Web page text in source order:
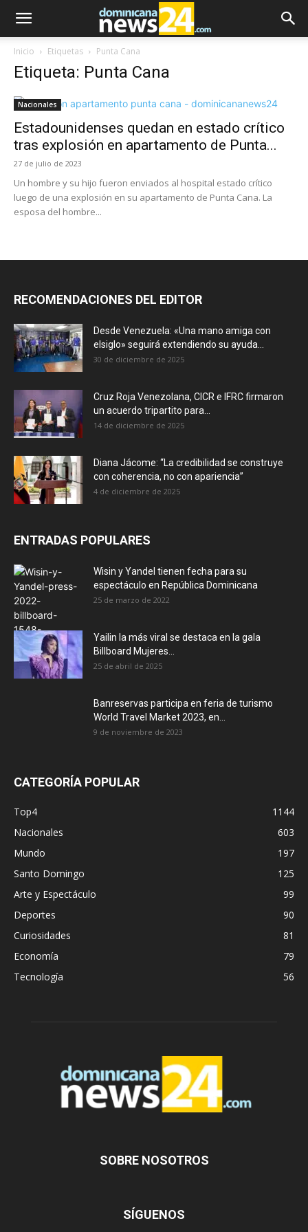
Inicio Etiquetas Punta Cana
Etiqueta: Punta Cana
Nacionales
Estadounidenses quedan en estado crítico
tras explosión en apartamento de Punta...
27 de julio de 2023
Un hombre y su hijo fueron enviados al hospital estado crítico
luego de una explosión en su apartamento de Punta Cana. La
esposa del hombre...
RECOMENDACIONES DEL EDITOR
Desde Venezuela: «Una mano amiga con
elsiglo» seguirá extendiendo su ayuda...
30 de diciembre de 2025
Cruz Roja Venezolana, CICR e IFRC firmaron
un acuerdo tripartito para...
14 de diciembre de 2025
Diana Jácome: “La credibilidad se construye
con coherencia, no con apariencia”
4 de diciembre de 2025
ENTRADAS POPULARES
Wisin y Yandel tienen fecha para su
espectáculo en República Dominicana
25 de marzo de 2022
Yailin la más viral se destaca en la gala
Billboard Mujeres...
25 de abril de 2025
Banreservas participa en feria de turismo
World Travel Market 2023, en...
9 de noviembre de 2023
CATEGORÍA POPULAR
Top4
1144
Nacionales
603
Mundo
197
Santo Domingo
125
Arte y Espectáculo
99
Deportes
90
Curiosidades
81
Economía
79
Tecnología
56
SOBRE NOSOTROS
SÍGUENOS